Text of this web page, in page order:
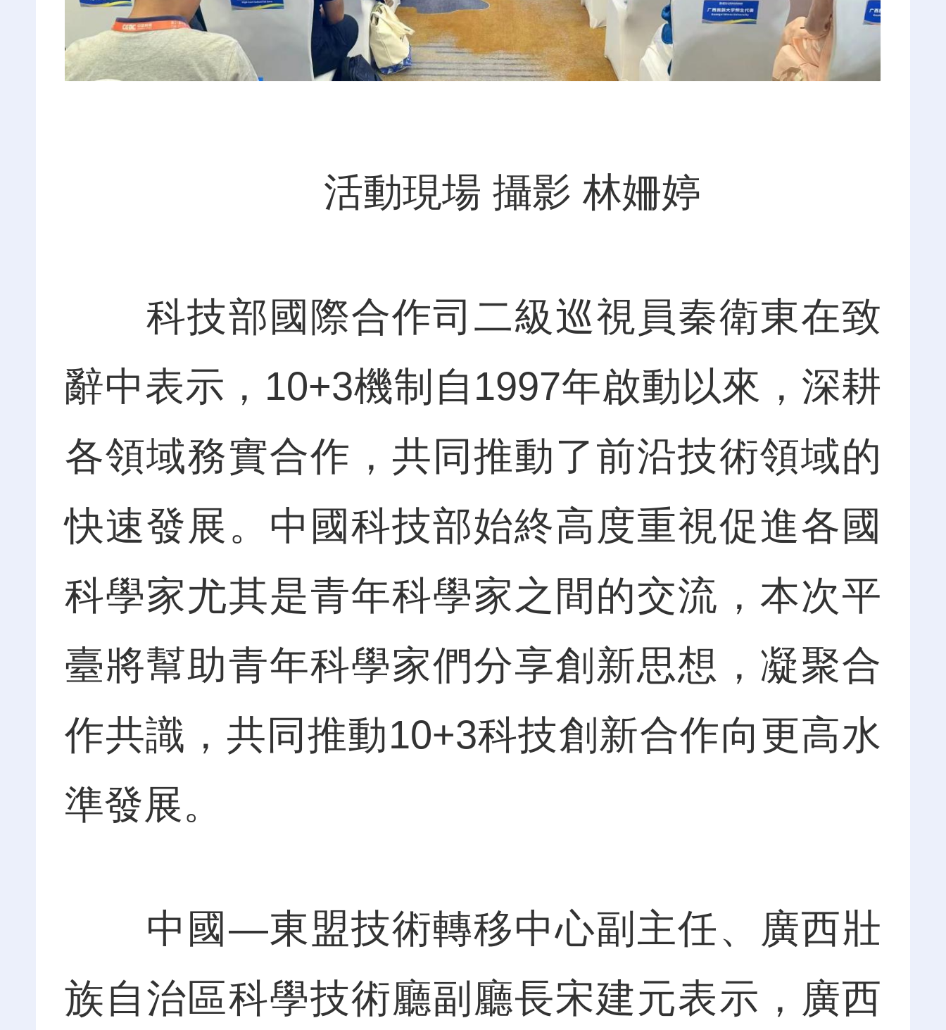
活動現場 攝影 林姍婷
科技部國際合作司二級巡視員秦衛東在致
辭中表示，10+3機制自1997年啟動以來，深耕
各領域務實合作，共同推動了前沿技術領域的
快速發展。中國科技部始終高度重視促進各國
科學家尤其是青年科學家之間的交流，本次平
臺將幫助青年科學家們分享創新思想，凝聚合
作共識，共同推動10+3科技創新合作向更高水
準發展。
中國—東盟技術轉移中心副主任、廣西壯
族自治區科學技術廳副廳長宋建元表示，廣西